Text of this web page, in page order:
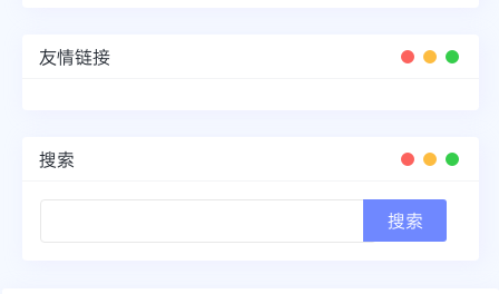
友情链接
搜索